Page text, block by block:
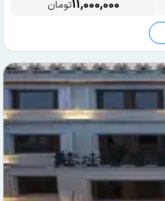
11,000,000تومان